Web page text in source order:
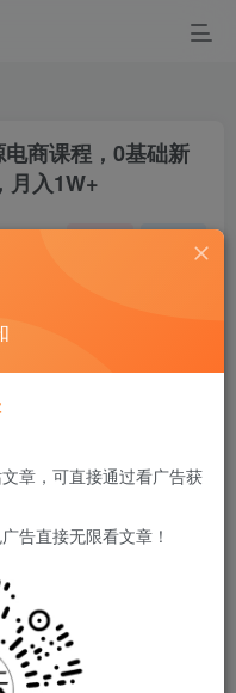
商课程，0基础新
月入1W+
a kiss and ends with
，逝于泪水
便分享，涉及较多
要解压密码，请点
章，可直接通过看广告获
告直接无限看文章！